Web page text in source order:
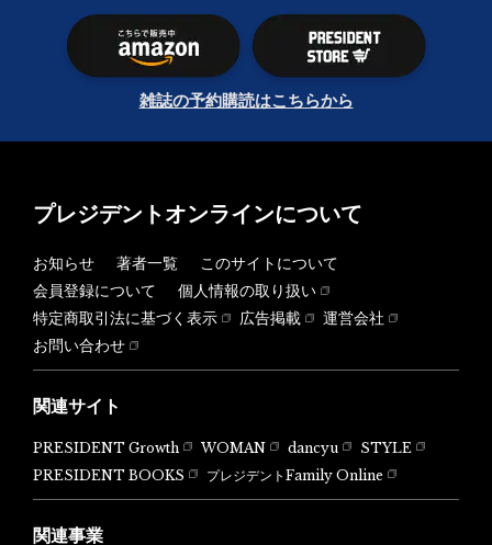
雑誌の予約購読はこちらから
プレジデントオンラインについて
お知らせ 著者一覧
このサイトについて
会員登録について
個人情報の取り扱い
特定商取引法に基づく表示
広告掲載
運営会社
お問い合わせ
関連サイト
PRESIDENT Growth WOMAN dancyu
STYLE
PRESIDENT BOOKS
プレジデントFamily Online
関連事業